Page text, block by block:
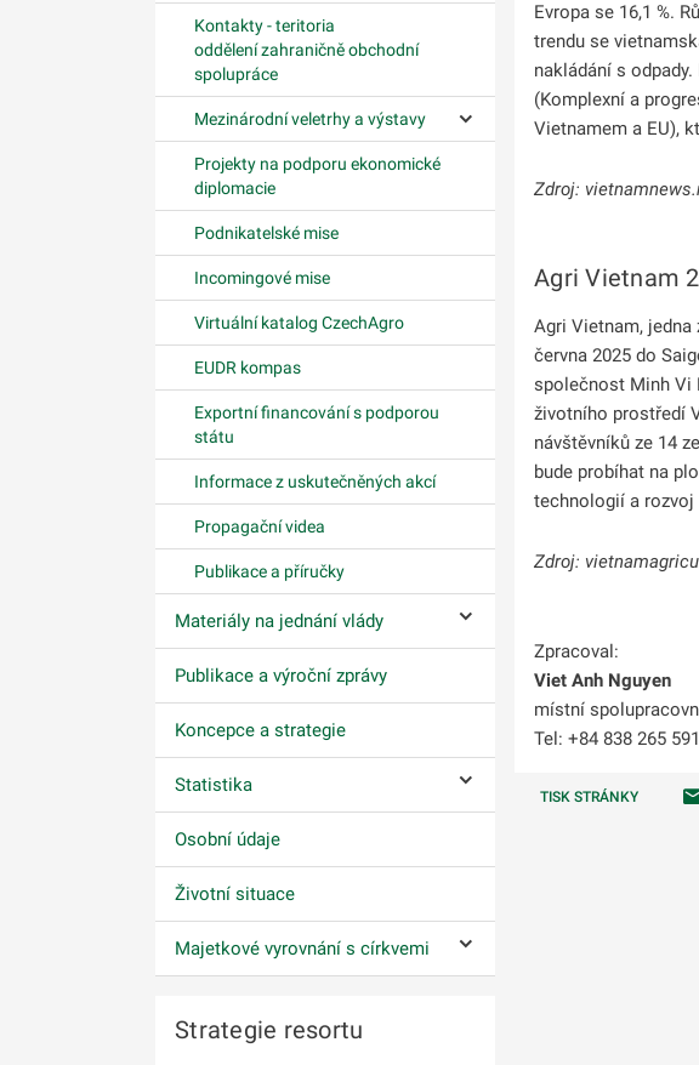
Kontakty - teritoria
oddělení zahraničně obchodní
spolupráce
Mezinárodní veletrhy a výstavy
Ovládání podmenu
Projekty na podporu ekonomické
diplomacie
Podnikatelské mise
Incomingové mise
Virtuální katalog CzechAgro
EUDR kompas
Exportní financování s podporou
státu
Informace z uskutečněných akcí
Propagační videa
Publikace a příručky
Materiály na jednání vlády
Publikace a výroční zprávy
Koncepce a strategie
Statistika Ovládání podmenu
Osobní údaje
Životní situace
Majetkové vyrovnání s církvemi
Evropa se 16,1 %.
trendu se
nakládání s
(Komplexní a
Vietnamem a EU),
Zdroj:
Agri Vietnam
Agri Vietnam,
června 2025 do
společnost Minh Vi
životního prostředí
návštěvníků ze 14
bude probíhat na
technologií a rozvoj
Zdroj:
Zpracoval:
Viet Anh Nguyen
místní
Tel: +84 838 265
TISK STRÁNKY
Strategie resortu